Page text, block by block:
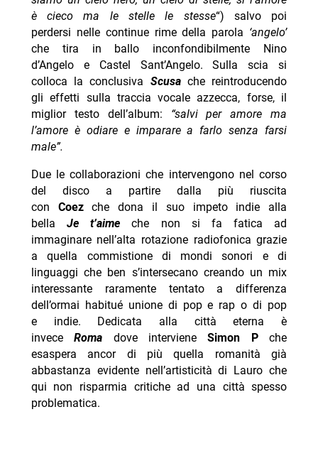
è cieco ma le stelle le stesse“) salvo poi
perdersi nelle continue rime della parola ‘angelo’
che tira in ballo inconfondibilmente Nino
d’Angelo e Castel Sant’Angelo. Sulla scia si
colloca la conclusiva Scusa che reintroducendo
gli effetti sulla traccia vocale azzecca, forse, il
miglior testo dell’album: “salvi per amore ma
l’amore è odiare e imparare a farlo senza farsi
male”.
Due le collaborazioni che intervengono nel corso
del disco a partire dalla più riuscita
con Coezche dona il suo impeto indie alla
bellaJe t’aimeche non si fa fatica ad
immaginare nell’alta rotazione radiofonica grazie
a quella commistione di mondi sonori e di
linguaggi che ben s’intersecano creando un mix
interessante raramente tentato a differenza
dell’ormai habitué unione di pop e rap o di pop
e indie. Dedicata alla città eterna è
inveceRoma dove intervieneSimon Pche
esaspera ancor di più quella romanità già
abbastanza evidente nell’artisticità di Lauro che
qui non risparmia critiche ad una città spesso
problematica.